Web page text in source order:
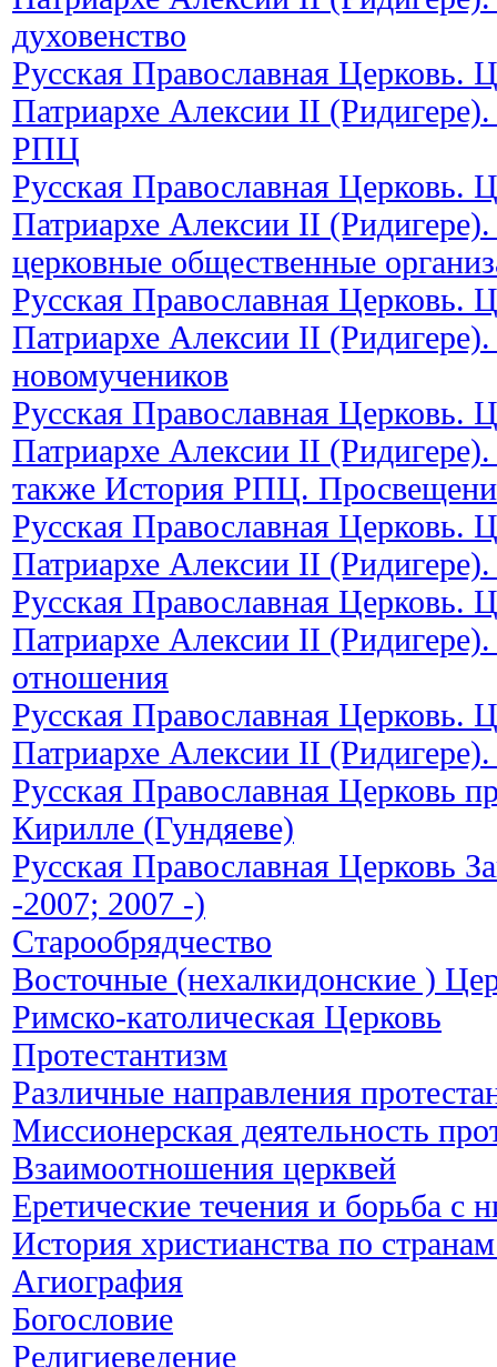
духовенство
Русская Православная Церковь.
Патриархе Алексии II
РПЦ
Русская Православная Церковь.
Патриархе Алексии II
церковные общественные
Русская Православная Церковь.
Патриархе Алексии II
новомучеников
Русская Православная Церковь.
Патриархе Алексии II
также История РПЦ.
Русская Православная Церковь.
Патриархе Алексии II (Ридигере).
Русская Православная Церковь.
Патриархе Алексии II
отношения
Русская Православная Церковь.
Патриархе Алексии II
Русская Православная Церковь
Кирилле (Гундяеве)
Русская Православная Церковь
-2007; 2007 -)
Старообрядчество
Восточные (нехалкидонские )
Римско-католическая Церковь
Протестантизм
Различные направления
Миссионерская деятельность
Взаимоотношения церквей
Еретические течения и борьба с
История христианства по
Агиография
Богословие
Религиеведение